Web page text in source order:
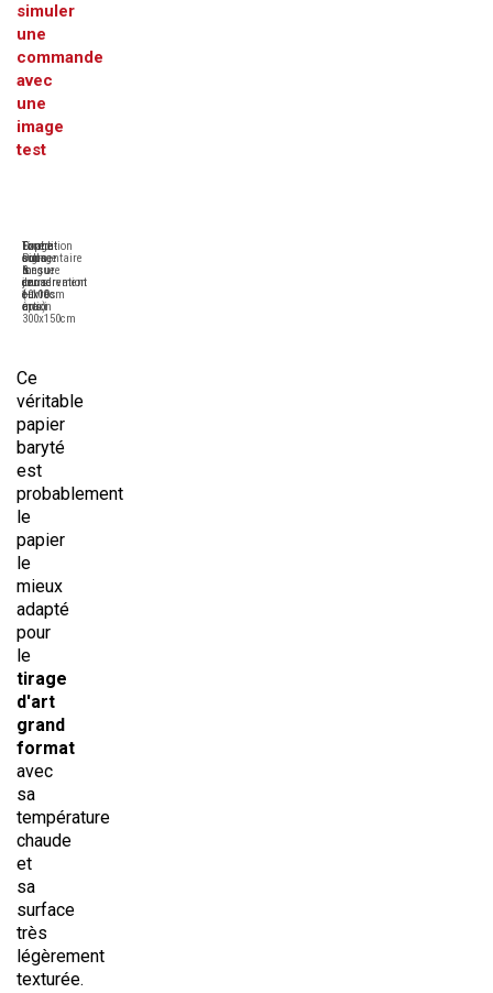
simuler
une
commande
avec
une
image
test
Tirage
Pigmentaire
longue
conservation
(+100
ans)
Format
sur-
mesure
de
10x10cm
à
300x150cm
Expédition
sous
6
jours
ouvrés
maxi
Contre-
collage
&
encadrement
en
option
Ce
véritable
papier
baryté
est
probablement
le
papier
le
mieux
adapté
pour
le
tirage
d'art
grand
format
avec
sa
température
chaude
et
sa
surface
très
légèrement
texturée.